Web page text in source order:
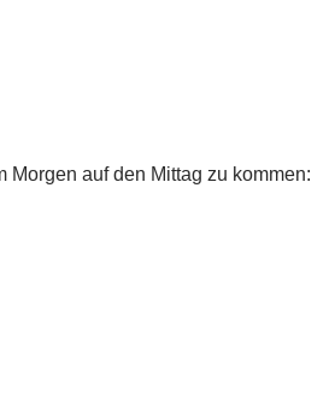
Morgen auf den Mittag zu kommen: